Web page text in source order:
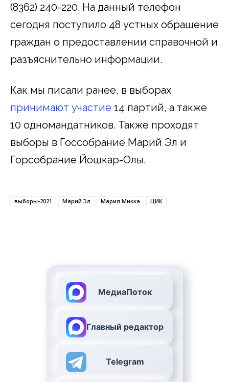
(8362) 240-220. На данный телефон
сегодня поступило 48 устных обращение
граждан о предоставлении справочной и
разъяснительно информации.
Как мы писали ранее, в выборах
принимают участие 14 партий, а также
10 одномандатников. Также проходят
выборы в Госсобрание Марий Эл и
Горсобрание Йошкар-Олы.
выборы-2021 Марий Эл Мария Микка ЦИК
МедиаПоток
Главный редактор
Telegram